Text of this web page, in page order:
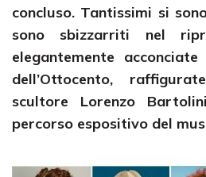
concluso. Tantissimi si
sono sbizzarriti nel
elegantemente
dell’Ottocento,
scultore Lorenzo
percorso espositivo del